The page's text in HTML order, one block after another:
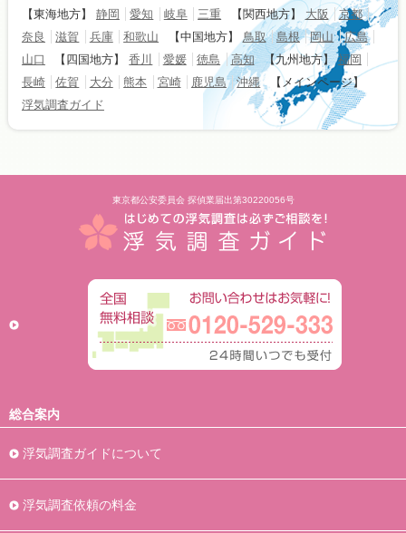
【東海地方】
静岡 愛知 岐阜 三重 【関西地方】 大阪
京都
奈良
滋賀 兵庫 和歌山 【中国地方】 鳥取 島根 岡山
広島
山口
【四国地方】 香川 愛媛 徳島 高知 【九州地方】 福岡
長崎
佐賀 大分 熊本 宮崎 鹿児島 沖縄
【メインページ】
浮気調査ガイド
東京都公安委員会 探偵業届出第30220056号
総合案内
浮気調査ガイドについて
浮気調査依頼の料金